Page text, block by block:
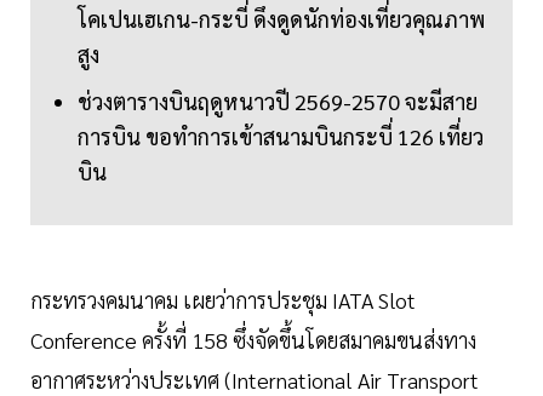
โคเปนเฮเกน-กระบี่ ดึงดูดนักท่องเที่ยวคุณภาพ
สูง
ช่วงตารางบินฤดูหนาวปี 2569-2570 จะมีสาย
การบิน ขอทำการเข้าสนามบินกระบี่ 126 เที่ยว
บิน
กระทรวงคมนาคม เผยว่าการประชุม IATA Slot
Conference ครั้งที่ 158 ซึ่งจัดขึ้นโดยสมาคมขนส่งทาง
อากาศระหว่างประเทศ (International Air Transport